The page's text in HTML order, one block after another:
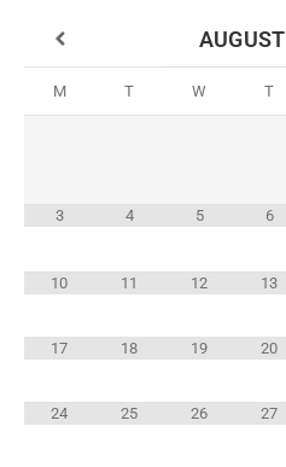
AUGUST
M T W T
3 4 5 6
10 11 12 13
17 18 19 20
24 25 26 27